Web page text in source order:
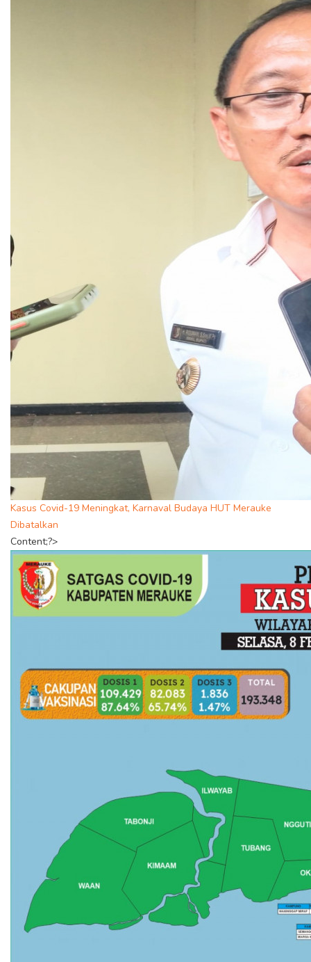
Kasus Covid-19 Meningkat, Karnaval Budaya HUT Merauke
Dibatalkan
Content;?>